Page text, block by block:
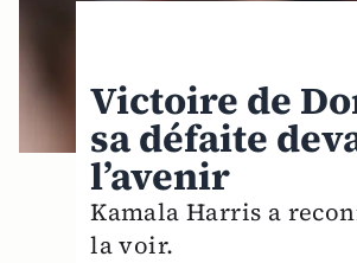
Victoire de
sa défaite
l’avenir
Kamala Harris a
la voir.